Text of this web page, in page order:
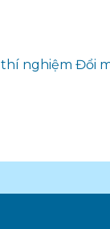
nghiệm Đổi